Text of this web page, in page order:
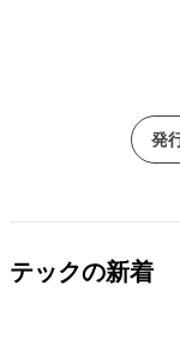
発
テックの新着